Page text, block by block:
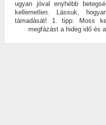
ugyan jóval enyhébb
kellemetlen. Lássuk,
támadását! 1. tipp: Moss
megfázást a hideg idő és